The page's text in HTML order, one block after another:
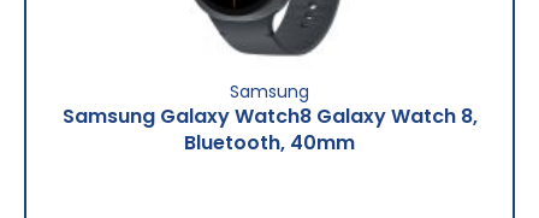
Samsung
Samsung Galaxy Watch8 Galaxy Watch 8,
Bluetooth, 40mm